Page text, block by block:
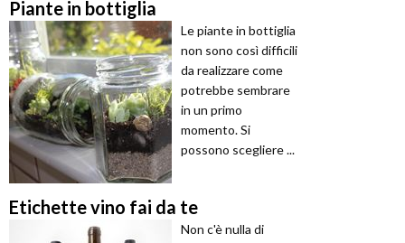
Piante in bottiglia
Le piante in bottiglia
non sono così difficili
da realizzare come
potrebbe sembrare
in un primo
momento. Si
possono scegliere ...
Etichette vino fai da te
Non c'è nulla di